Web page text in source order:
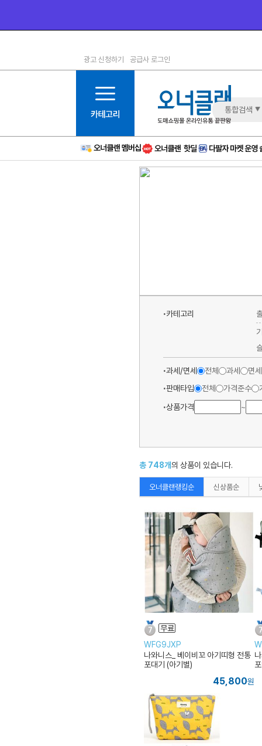
1등급
6등급
11등급
12등급
15등급
16등급
광고 신청하기 공급사 로그인
통합검색
카테고리
과세/면세 전체 과세
면세
판매타입
전체 가격준수
상품가격
~
총 748개의 상품이 있습니다.
오너클랜랭킹순 신상품순
WFG9JXP
나와니스_ 베이비꼬 아기띠형 전통
포대기 (아기별)
45,800원